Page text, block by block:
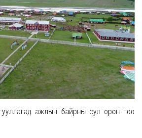
ажлын байрны сул орон тоо